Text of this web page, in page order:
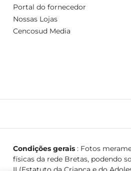
Portal do fornecedor
Nossas Lojas
Cencosud Media
Condições gerais: Fotos
físicas da rede Bretas, podendo